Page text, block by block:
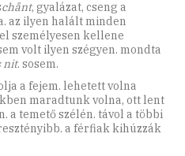
chånt, gyalázat, cseng a
az ilyen halált minden
személyesen kellene
volt ilyen szégyen. mondta
nit. sosem.
a fejem. lehetett volna
maradtunk volna, ott lent
a temető szélén. távol a többi
a férfiak kihúzzák